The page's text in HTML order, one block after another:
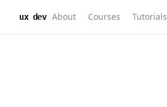
ux dev About Courses Tutorials